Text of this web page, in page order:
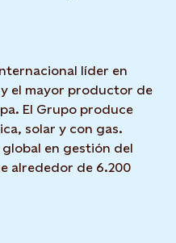
líder en
el mayor productor de
El Grupo produce
solar y con gas.
en gestión del
alrededor de 6.200